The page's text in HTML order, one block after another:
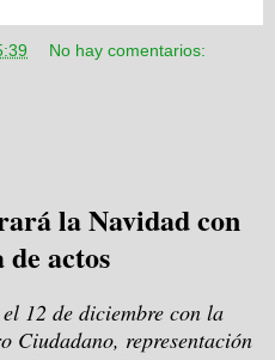
No hay comentarios:
la Navidad con
actos
12 de diciembre con la
Ciudadano, representación